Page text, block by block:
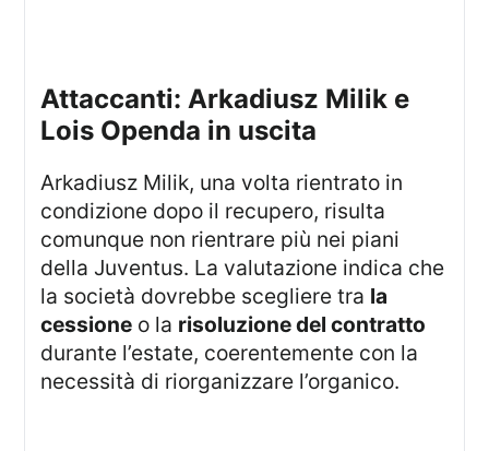
attaccanti: Arkadiusz Milik e
Lois Openda in uscita
Arkadiusz Milik, una volta rientrato in
condizione dopo il recupero, risulta
comunque non rientrare più nei piani
della Juventus. La valutazione indica che
la società dovrebbe scegliere tra la
cessione o la risoluzione del contratto
durante l’estate, coerentemente con la
necessità di riorganizzare l’organico.